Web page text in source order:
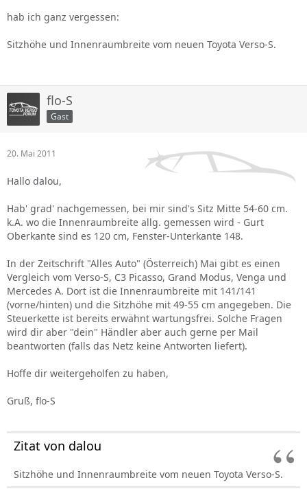
hab ich ganz vergessen:
Sitzhöhe und Innenraumbreite vom neuen Toyota Verso-S.
flo-S
Gast
20. Mai 2011
Hallo dalou,
Hab' grad' nachgemessen, bei mir sind's Sitz Mitte 54-60 cm.
k.A. wo die Innenraumbreite allg. gemessen wird - Gurt
Oberkante sind es 120 cm, Fenster-Unterkante 148.
In der Zeitschrift "Alles Auto" (Österreich) Mai gibt es einen
Vergleich vom Verso-S, C3 Picasso, Grand Modus, Venga und
Mercedes A. Dort ist die Innenraumbreite mit 141/141
(vorne/hinten) und die Sitzhöhe mit 49-55 cm angegeben. Die
Steuerkette ist bereits erwähnt wartungsfrei. Solche Fragen
wird dir aber "dein" Händler aber auch gerne per Mail
beantworten (falls das Netz keine Antworten liefert).
Hoffe dir weitergeholfen zu haben,
Gruß, flo-S
Zitat von dalou
Sitzhöhe und Innenraumbreite vom neuen Toyota Verso-S.